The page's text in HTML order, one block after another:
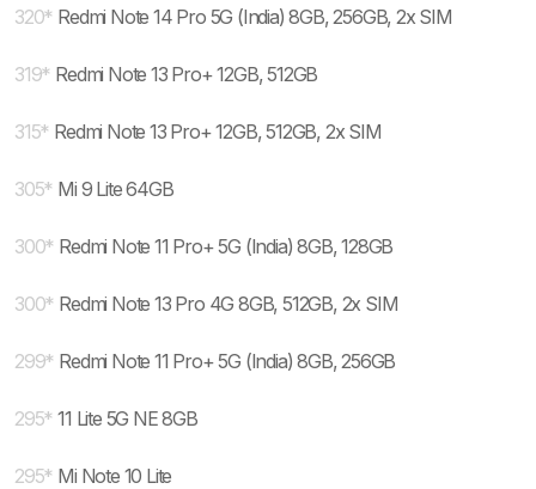
320* Redmi Note 14 Pro 5G (India) 8GB, 256GB, 2x SIM
319* Redmi Note 13 Pro+ 12GB, 512GB
315* Redmi Note 13 Pro+ 12GB, 512GB, 2x SIM
305* Mi 9 Lite 64GB
300* Redmi Note 11 Pro+ 5G (India) 8GB, 128GB
300* Redmi Note 13 Pro 4G 8GB, 512GB, 2x SIM
299* Redmi Note 11 Pro+ 5G (India) 8GB, 256GB
295* 11 Lite 5G NE 8GB
295* Mi Note 10 Lite